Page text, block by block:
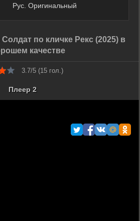
Рус. Оригинальный
по кличке Рекс (2025) в
качестве
3.7/5 (15 гол.)
Плеер 2